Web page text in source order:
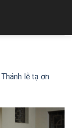
Thánh lễ tạ ơn